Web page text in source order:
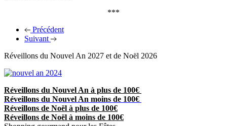
***
Précédent
Suivant
Réveillons du Nouvel An 2027 et de Noël 2026
Réveillons du Nouvel An à plus de 100€
Réveillons du Nouvel An moins de 100€
Réveillons de Noël à plus de 100€
Réveillons de Noël à moins de 100€